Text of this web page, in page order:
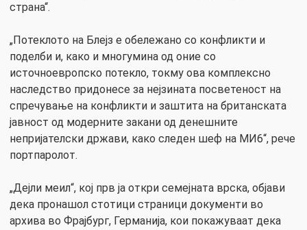
страна“.
„Потеклото на Блејз е обележано со конфликти и
поделби и, како и многумина од оние со
источноевропско потекло, токму ова комплексно
наследство придонесе за нејзината посветеност на
спречување на конфликти и заштита на британската
јавност од модерните закани од денешните
непријателски држави, како следен шеф на МИ6“, рече
портпаролот.
„Дејли меил“, кој прв ја откри семејната врска, објави
дека пронашол стотици страници документи во
архива во Фрајбург, Германија, кои покажуваат дека